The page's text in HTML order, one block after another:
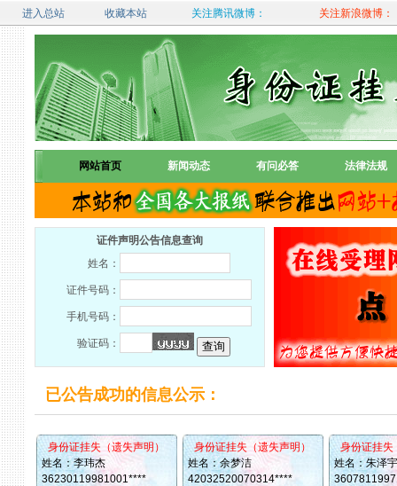
进入总站 收藏本站 关注腾讯微博： 关注新浪微博：
网站首页 新闻动态 有问必答 法律法规
证件声明公告信息查询
姓名：
证件号码：
手机号码：
验证码：
已公告成功的信息公示：
身份证挂失（遗失声明）
姓名：李玮杰
36230119981001****
身份证挂失（遗失声明）
姓名：余梦洁
42032520070314****
身份证挂失
姓名：朱泽宇